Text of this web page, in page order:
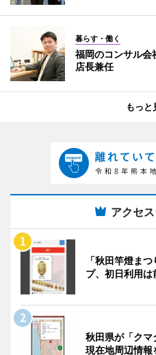
暮らす・働く
福岡のコンサル
店長兼任
もっと
アクセ
「秋田竿燈ま
プ、初日利用
秋田県が「ク
現在地周辺情報